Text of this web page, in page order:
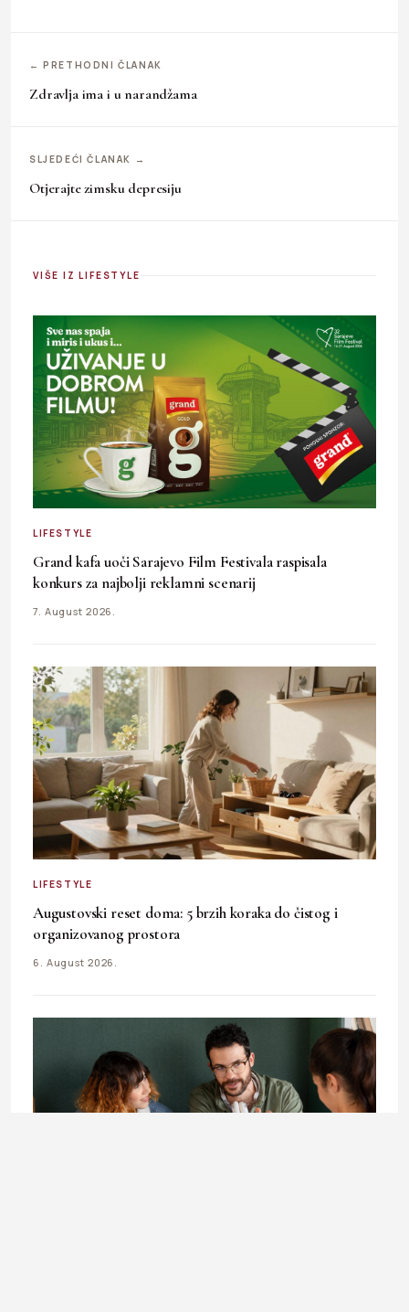
← PRETHODNI ČLANAK
Zdravlja ima i u narandžama
SLJEDEĆI ČLANAK →
Otjerajte zimsku depresiju
VIŠE IZ LIFESTYLE
LIFESTYLE
Grand kafa uoči Sarajevo Film Festivala raspisala
konkurs za najbolji reklamni scenarij
7. August 2026.
LIFESTYLE
Augustovski reset doma: 5 brzih koraka do čistog i
organizovanog prostora
6. August 2026.